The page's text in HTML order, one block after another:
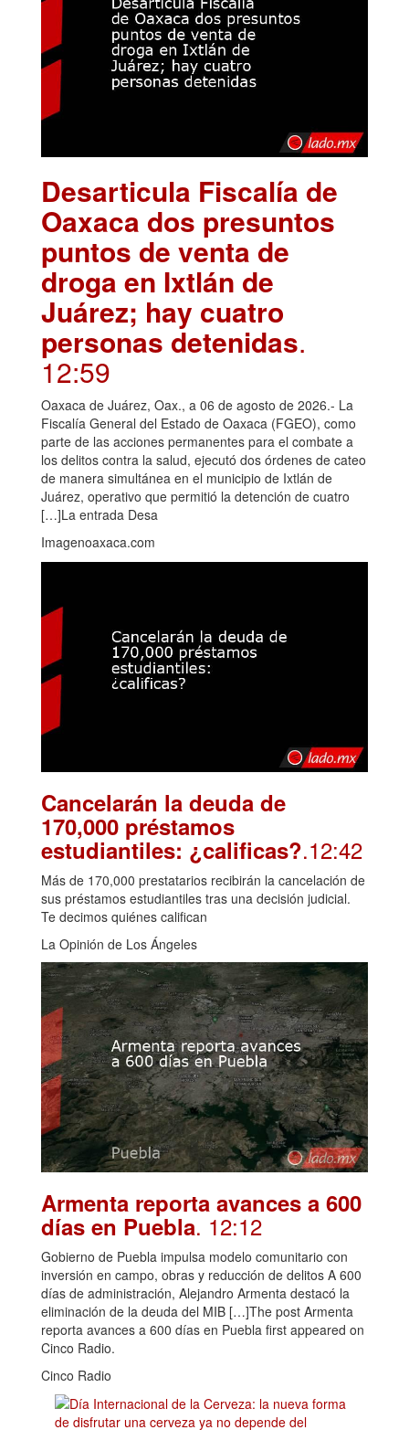
Desarticula Fiscalía de
Oaxaca dos presuntos
puntos de venta de
droga en Ixtlán de
Juárez; hay cuatro
personas detenidas.
12:59
Oaxaca de Juárez, Oax., a 06 de agosto de 2026.- La
Fiscalía General del Estado de Oaxaca (FGEO), como
parte de las acciones permanentes para el combate a
los delitos contra la salud, ejecutó dos órdenes de cateo
de manera simultánea en el municipio de Ixtlán de
Juárez, operativo que permitió la detención de cuatro
[…]La entrada Desa
Imagenoaxaca.com
Cancelarán la deuda de
170,000 préstamos
estudiantiles: ¿calificas?.12:42
Más de 170,000 prestatarios recibirán la cancelación de
sus préstamos estudiantiles tras una decisión judicial.
Te decimos quiénes califican
La Opinión de Los Ángeles
Armenta reporta avances a 600
días en Puebla. 12:12
Gobierno de Puebla impulsa modelo comunitario con
inversión en campo, obras y reducción de delitos A 600
días de administración, Alejandro Armenta destacó la
eliminación de la deuda del MIB […]The post Armenta
reporta avances a 600 días en Puebla first appeared on
Cinco Radio.
Cinco Radio